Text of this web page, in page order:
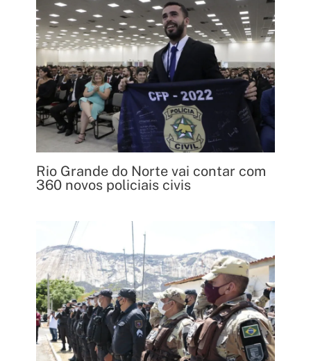
Rio Grande do Norte vai contar com
360 novos policiais civis